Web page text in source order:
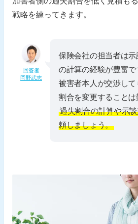
戦略を練ってきます。
回答者
岡野武志
保険会社の担当者は
の計算の経験が豊富で
被害者本人が交渉して
割合を変更することは
過失割合の計算や示
頼しましょう。